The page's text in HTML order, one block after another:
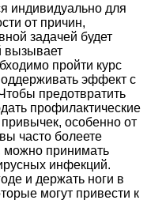
индивидуально для
от причин,
задачей будет
вызывает
пройти курс
эффект с
предотвратить
профилактические
особенно от
часто болеете
можно принимать
инфекций.
и держать ноги в
могут привести к